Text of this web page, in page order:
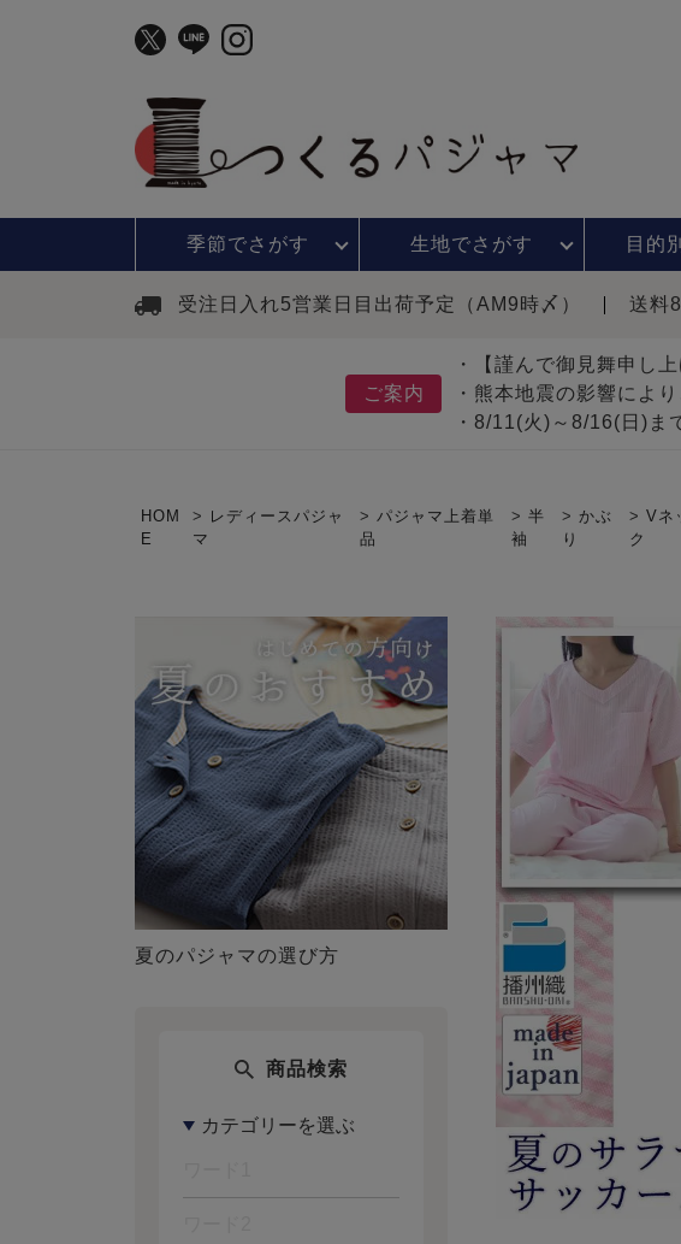
季節でさがす 生地でさがす 目的
受注日入れ5営業日目出荷予定（AM9時〆） 送料
ご案内
・【謹んで御見舞申し
・熊本地震の影響によ
・8/11(火)～8/16(日)ま
HOM
E
レディースパジャ
マ
パジャマ上着単
品
半
袖
かぶ
り
Vネ
ク
夏のパジャマの選び方
商品検索